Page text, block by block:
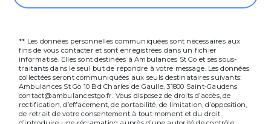
** Les données personnelles communiquées sont nécessaires aux
fins de vous contacter et sont enregistrées dans un fichier
informatisé. Elles sont destinées à Ambulances St Go et ses sous-
traitants dans le seul but de répondre à votre message. Les données
collectées seront communiquées aux seuls destinataires suivants:
Ambulances St Go 10 Bd Charles de Gaulle, 31800 Saint-Gaudens
contact@ambulancestgo.fr. Vous disposez de droits d’accès, de
rectification, d’effacement, de portabilité, de limitation, d’opposition,
de retrait de votre consentement à tout moment et du droit